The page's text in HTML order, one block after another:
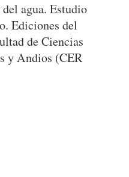
agua. Estudio
Ediciones del
de Ciencias
y Andios (CER